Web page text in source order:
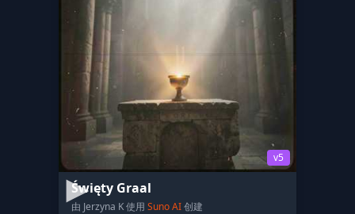
v5
Święty Graal
由 Jerzyna K 使用 Suno AI创建